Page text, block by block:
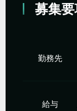
募集
勤務先
給与